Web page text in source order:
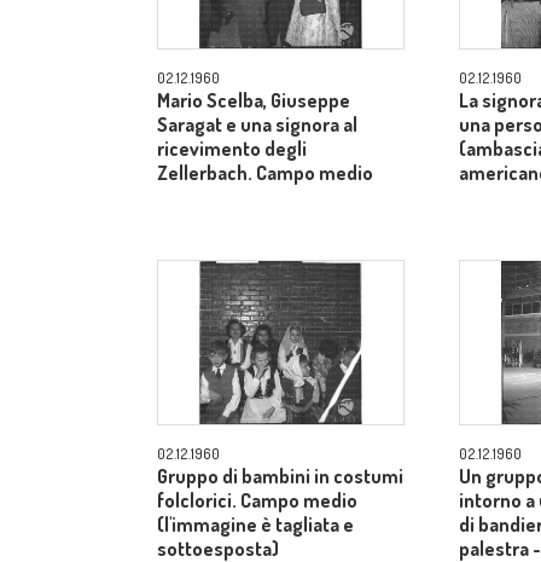
02.12.1960
Mario Scelba, Giuseppe
Saragat e una signora al
ricevimento degli
Zellerbach. Campo medio
02.12.1960
La
una
02.12.1960
Gruppo di bambini in costumi
folclorici. Campo medio
(l'immagine è tagliata e
sottoesposta)
02.12.1960
Un
intorno a
di
palestra